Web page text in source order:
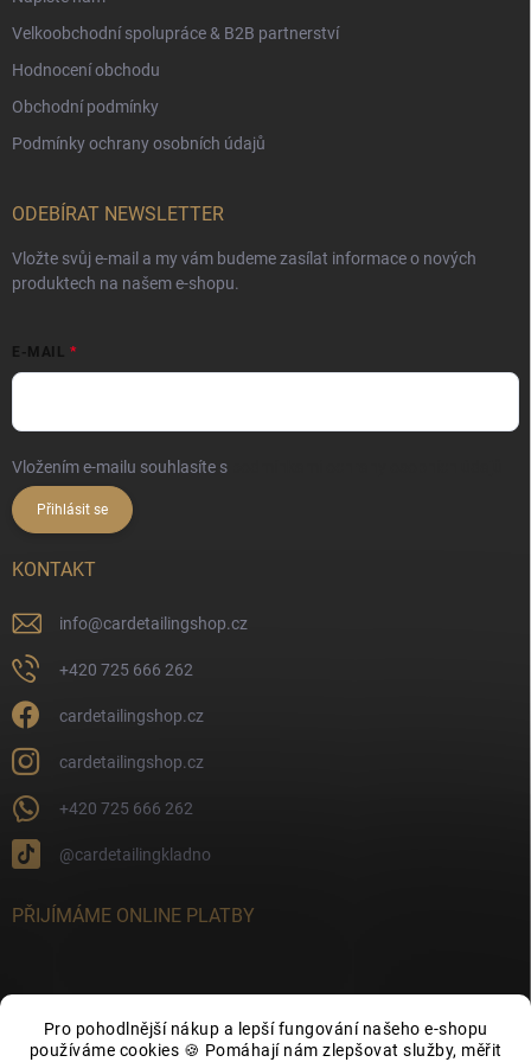
Pro pohodlnější nákup a lepší fungování našeho e-shopu
používáme cookies 🍪 Pomáhají nám zlepšovat služby, měřit
Velkoobchodní spolupráce & B2B partnerství
Hodnocení obchodu
Obchodní podmínky
Podmínky ochrany osobních údajů
ODEBÍRAT NEWSLETTER
Vložte svůj e-mail a my vám budeme zasílat informace o nových
produktech na našem e-shopu.
E-MAIL
Vložením e-mailu souhlasíte s
Přihlásit se
KONTAKT
info@cardetailingshop.cz
+420 725 666 262
cardetailingshop.cz
cardetailingshop.cz
+420 725 666 262
@cardetailingkladno
PŘIJÍMÁME ONLINE PLATBY
FACEBOOK